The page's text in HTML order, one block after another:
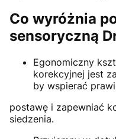
Co wyróżnia
sensoryczną
Egonomiczny
korekcyjnej jest
by wspierać
postawę i zapewniać
siedzenia.